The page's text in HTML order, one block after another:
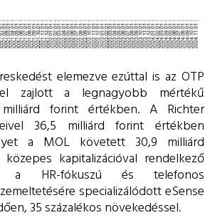
elemezve ezúttal is az OTP
zajlott a legnagyobb mértékű
forint értékben. A Richter
36,5 milliárd forint értékben
a MOL követett 30,9 milliárd
kapitalizációval rendelkező
a HR-fókuszú és telefonos
specializálódott eSense
35 százalékos növekedéssel.